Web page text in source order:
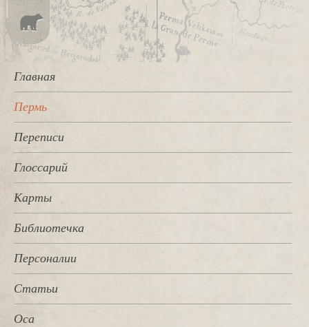
Главная
Пермь
Переписи
Глоссарий
Карты
Библиотечка
Персоналии
Статьи
Оса